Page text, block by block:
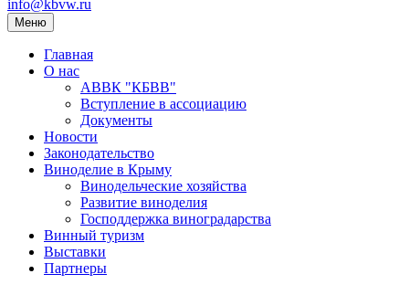
info@kbvw.ru
Меню
Главная
О нас
АВВК "КБВВ"
Вступление в ассоциацию
Документы
Новости
Законодательство
Виноделие в Крыму
Винодельческие хозяйства
Развитие виноделия
Господдержка виноградарства
Винный туризм
Выставки
Партнеры